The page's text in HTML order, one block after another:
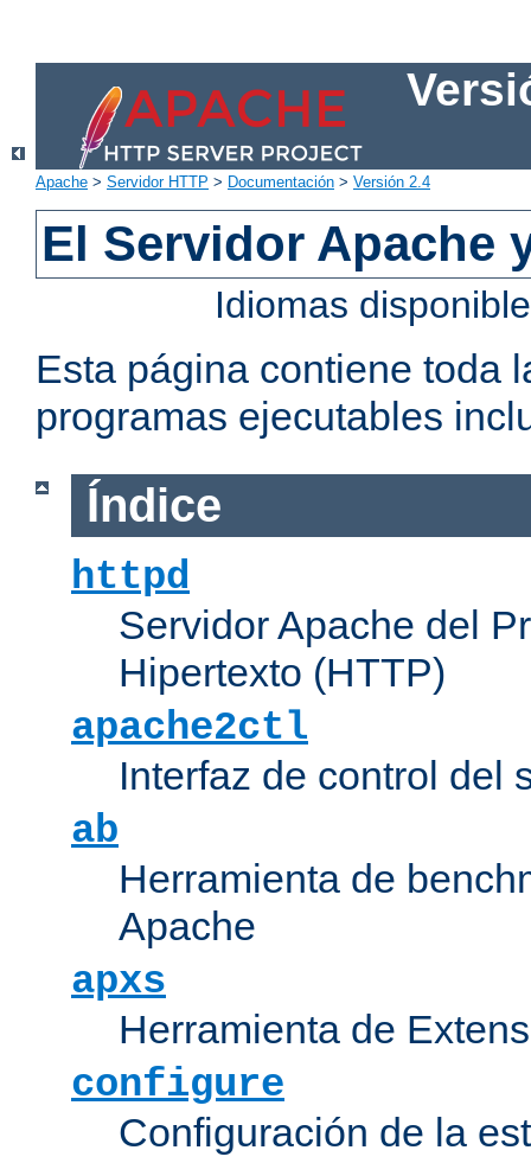
Apache > Servidor HTTP > Documentación > Versión 2.4
El Servidor Apache
Idiomas
Esta página contiene toda
programas ejecutables
Índice
httpd
Servidor Apache del
Hipertexto (HTTP)
apache2ctl
Interfaz de control del
ab
Herramienta de
Apache
apxs
Herramienta de
configure
Configuración de la